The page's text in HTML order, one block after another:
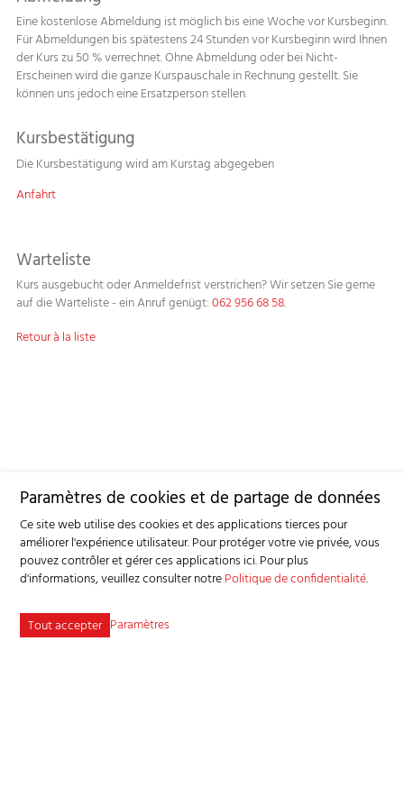
Eine kostenlose Abmeldung ist möglich bis eine Woche vor Kursbeginn.
Für Abmeldungen bis spätestens 24 Stunden vor Kursbeginn wird Ihnen
der Kurs zu 50 % verrechnet. Ohne Abmeldung oder bei Nicht-
Erscheinen wird die ganze Kurspauschale in Rechnung gestellt. Sie
können uns jedoch eine Ersatzperson stellen.
Kursbestätigung
Die Kursbestätigung wird am Kurstag abgegeben
Anfahrt
Warteliste
Kurs ausgebucht oder Anmeldefrist verstrichen? Wir setzen Sie gerne
auf die Warteliste - ein Anruf genügt:062 956 68 58.
Retour à la liste
Paramètres de cookies et de partage de données
Ce site web utilise des cookies et des applications tierces pour
améliorer l'expérience utilisateur. Pour protéger votre vie privée, vous
pouvez contrôler et gérer ces applications ici.Pour plus
d'informations, veuillez consulter notrePolitique de confidentialité.
Tout accepter Paramètres